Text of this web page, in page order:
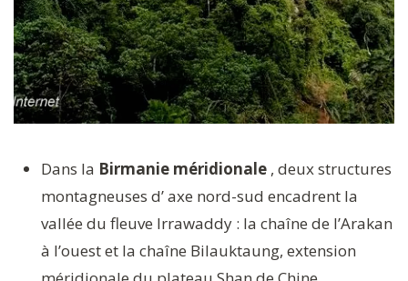
Dans la Birmanie méridionale , deux structures
montagneuses d’ axe nord-sud encadrent la
vallée du fleuve Irrawaddy : la chaîne de l’Arakan
à l’ouest et la chaîne Bilauktaung, extension